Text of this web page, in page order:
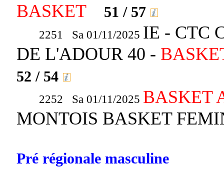
BASKET
51 / 57
2251 Sa 01/11/2025 IE - CTC
DE L'ADOUR 40 -
52 / 54
2252 Sa 01/11/2025 BASKET
MONTOIS BASKET
Pré régionale masculine